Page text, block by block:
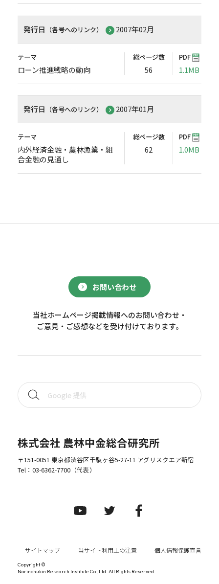
発行日 （各号へのリンク） 2007年02月
テーマ
ローン推進戦略の動向
総ページ数
56
PDF
1.1MB
発行日 （各号へのリンク） 2007年01月
テーマ
内外経済金融・農林漁業・組
合金融の見通し
総ページ数
62
PDF
1.0MB
お問い合わせ
当社ホームページ掲載情報へのお問い合わせ・
ご意見・ご感想などを受け付けております。
株式会社 農林中金総合研究所
〒151-0051 東京都渋谷区千駄ヶ谷5-27-11 アグリスクエア新宿
Tel： 03-6362-7700（代表）
サイトマップ 当サイト利用上の注意 個人情報保護宣言
Copyright ©
Norinchukin Research Institute Co.,Ltd. All Rights Reserved.